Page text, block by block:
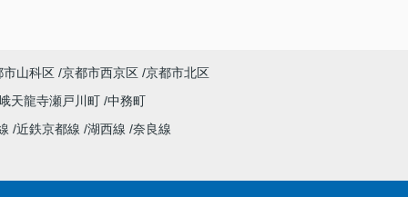
市山科区 京都市西京区 京都市北区
天龍寺瀬戸川町 中務町
近鉄京都線 湖西線 奈良線